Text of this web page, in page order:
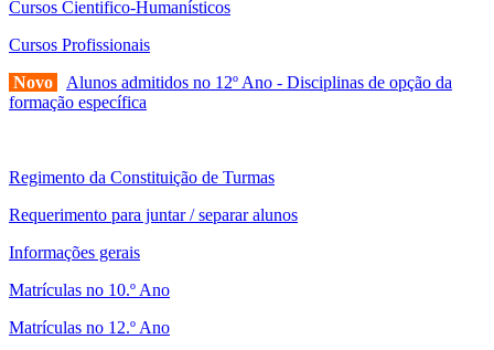
Cursos Cientifico-Humanísticos
Cursos Profissionais
Novo
Alunos admitidos no 12º Ano - Disciplinas de opção da
formação específica
Regimento da Constituição de Turmas
Requerimento para juntar / separar alunos
Informações gerais
Matrículas no 10.º Ano
Matrículas no 12.º Ano